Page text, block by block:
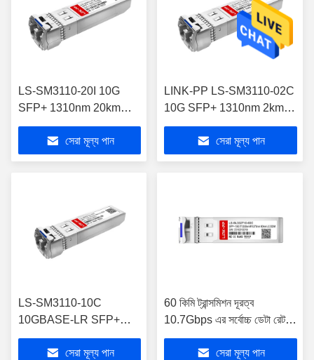
LS-SM3110-20I 10G
SFP+ 1310nm 20km
ইন্ডাস্ট্রিয়াল ট্রান্সসিভার DOM সহ
সেরা মূল্য পান
LINK-PP LS-SM3110-02C
10G SFP+ 1310nm 2km
SMF 10GBASE-LRM
সেরা মূল্য পান
LS-SM3110-10C
10GBASE-LR SFP+
মডিউল সিঙ্গেল মোড ট্রান্সসিভার
সেরা মূল্য পান
60 কিমি ট্রান্সমিশন দূরত্ব
10.7Gbps এর সর্বোচ্চ ডেটা রেট
সহ লিংক-পিপি ট্রান্সিভারগুলি RoHS
সম্মত এবং গতির পারফরম্যান্স
সেরা মূল্য পান